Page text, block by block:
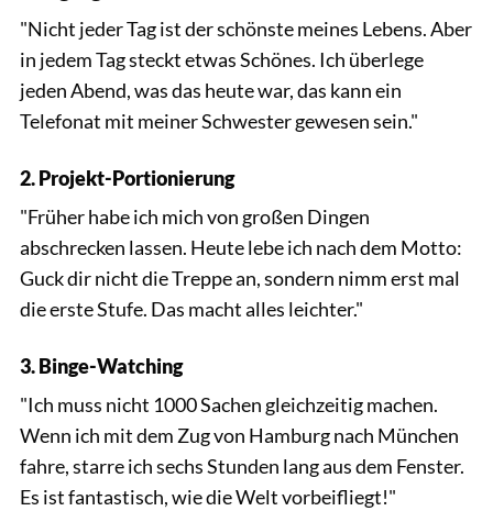
"Nicht jeder Tag ist der schönste meines Lebens. Aber
in jedem Tag steckt etwas Schönes. Ich überlege
jeden Abend, was das heute war, das kann ein
Telefonat mit meiner Schwester gewesen sein."
2. Projekt-Portionierung
"Früher habe ich mich von großen Dingen
abschrecken lassen. Heute lebe ich nach dem Motto:
Guck dir nicht die Treppe an, sondern nimm erst mal
die erste Stufe. Das macht alles leichter."
3. Binge-Watching
"Ich muss nicht 1000 Sachen gleichzeitig machen.
Wenn ich mit dem Zug von Hamburg nach München
fahre, starre ich sechs Stunden lang aus dem Fenster.
Es ist fantastisch, wie die Welt vorbeifliegt!"